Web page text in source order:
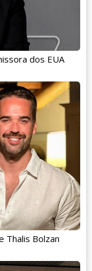
dos EUA
Thalis Bolzan